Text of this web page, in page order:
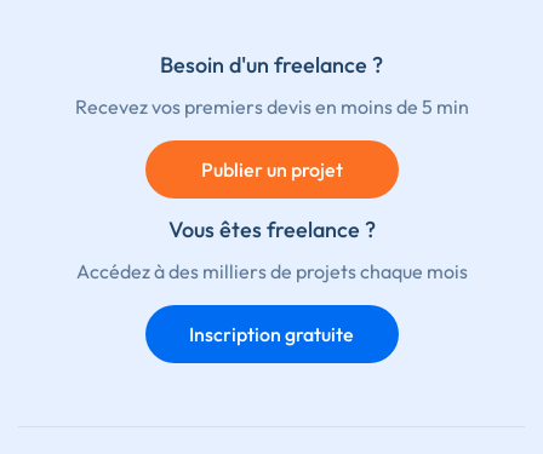
Besoin d'un freelance ?
Recevez vos premiers devis en moins de 5 min
Publier un projet
Vous êtes freelance ?
Accédez à des milliers de projets chaque mois
Inscription gratuite